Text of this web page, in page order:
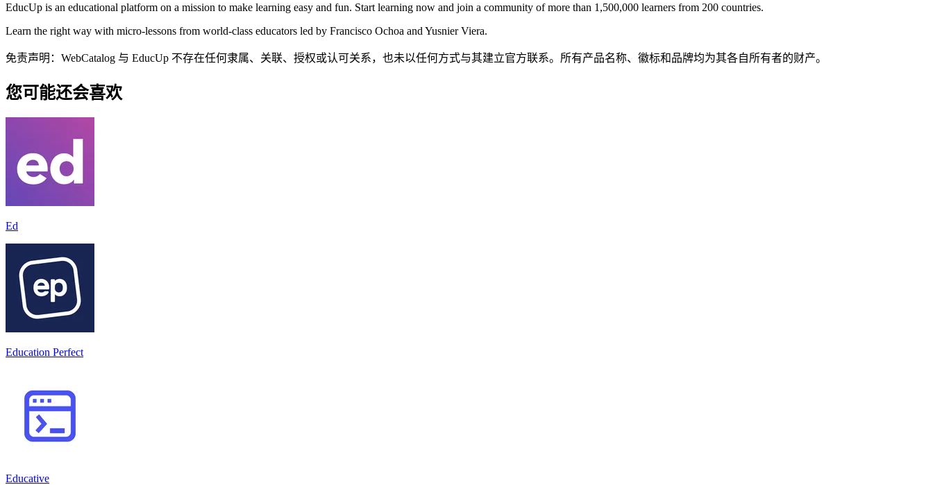
EducUp is an educational platform on a mission to make learning easy and fun. Start learning now and join a community of more than 1,500,000 learners from 200 countries.
Learn the right way with micro-lessons from world-class educators led by Francisco Ochoa and Yusnier Viera.
免责声明：WebCatalog 与 EducUp 不存在任何隶属、关联、授权或认可关系，也未以任何方式与其建立官方联系。所有产品名称、徽标和品牌均为其各自所有者的财产。
您可能还会喜欢
Ed
Education Perfect
Educative